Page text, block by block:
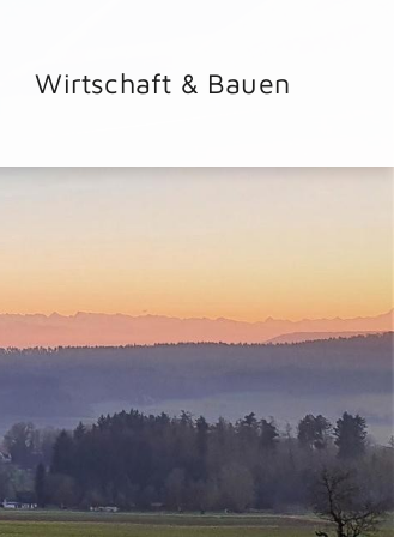
Wirtschaft & Bauen